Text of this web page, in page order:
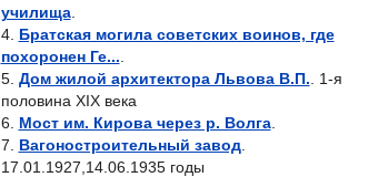
училища.
Братская могила советских воинов, где
похоронен Ге...
Дом жилой архитектора Львова В.П. . 1-я
половина XIX века
Мост им. Кирова через р. Волга.
Вагоностроительный завод.
17.01.1927,14.06.1935 годы